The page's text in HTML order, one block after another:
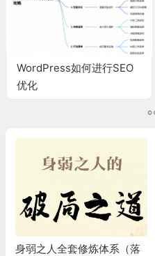
WordPress如何进行SEO
优化
身弱之人全套修炼体系（落